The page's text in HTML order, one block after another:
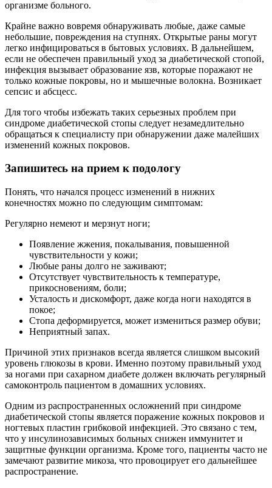
организме больного.
Крайне важно вовремя обнаруживать любые, даже самые
небольшие, повреждения на ступнях. Открытые раны могут
легко инфицироваться в бытовых условиях. В дальнейшем,
если не обеспечен правильный уход за диабетической стопой,
инфекция вызывает образование язв, которые поражают не
только кожные покровы, но и мышечные волокна. Возникает
сепсис и абсцесс.
Для того чтобы избежать таких серьезных проблем при
синдроме диабетической стопы следует незамедлительно
обращаться к специалисту при обнаружении даже малейших
изменений кожных покровов.
Запишитесь на прием к подологу
Понять, что начался процесс изменений в нижних
конечностях можно по следующим симптомам:
Регулярно немеют и мерзнут ноги;
Появление жжения, покалывания, повышенной
чувствительности у кожи;
Любые раны долго не заживают;
Отсутствует чувствительность к температуре,
прикосновениям, боли;
Усталость и дискомфорт, даже когда ноги находятся в
покое;
Стопа деформируется, может измениться размер обуви;
Неприятный запах.
Причиной этих признаков всегда является слишком высокий
уровень глюкозы в крови. Именно поэтому правильный уход
за ногами при сахарном диабете должен включать регулярный
самоконтроль пациентом в домашних условиях.
Одним из распространенных осложнений при синдроме
диабетической стопы является поражение кожных покровов и
ногтевых пластин грибковой инфекцией. Это связано с тем,
что у инсулинозависимых больных снижен иммунитет и
защитные функции организма. Кроме того, пациенты часто не
замечают развитие микоза, что провоцирует его дальнейшее
распространение.